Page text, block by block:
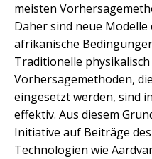
meisten
Daher sind neue
afrikanische
Traditionelle
Vorhersagemethoden,
eingesetzt werden, sind
effektiv. Aus diesem
Initiative auf Beiträge
Technologien wie